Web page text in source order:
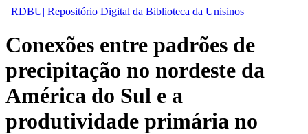
RDBU| Repositório Digital da Biblioteca da Unisinos
Conexões entre padrões de
precipitação no nordeste da
América do Sul e a
produtividade primária no